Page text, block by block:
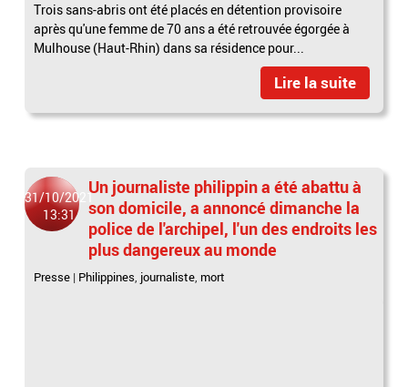
Trois sans-abris ont été placés en détention provisoire
après qu'une femme de 70 ans a été retrouvée égorgée à
Mulhouse (Haut-Rhin) dans sa résidence pour...
Lire la suite
31/10/2021
13:31
Un journaliste philippin a été abattu à
son domicile, a annoncé dimanche la
police de l'archipel, l'un des endroits les
plus dangereux au monde
Presse | Philippines, journaliste, mort